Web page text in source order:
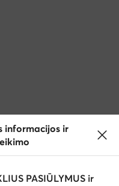
informacijos ir
PASIŪLYMUS ir